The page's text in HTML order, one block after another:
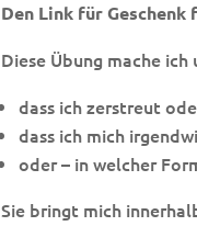
Den Link für
Diese Übung mache
dass ich zerstreut
dass ich mich
oder – in welcher
Sie bringt mich